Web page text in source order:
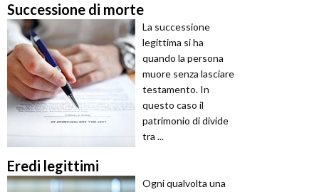
Successione di morte
La successione
legittima si ha
quando la persona
muore senza lasciare
testamento. In
questo caso il
patrimonio di divide
tra ...
Eredi legittimi
Ogni qualvolta una